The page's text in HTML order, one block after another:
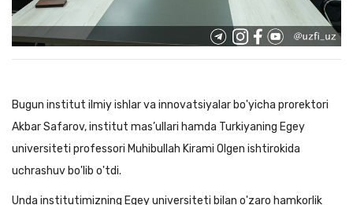
Bugun institut ilmiy ishlar va innovatsiyalar bo'yicha prorektori
Akbar Safarov, institut mas’ullari hamda Turkiyaning Egey
universiteti professori Muhibullah Kirami Olgen ishtirokida
uchrashuv bo'lib o'tdi.
Unda institutimizning Egey universiteti bilan o'zaro hamkorlik